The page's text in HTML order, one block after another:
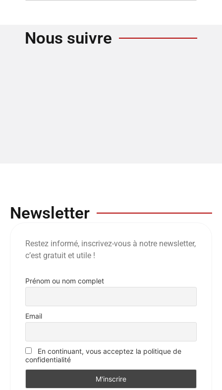
Nous suivre
Newsletter
Restez informé, inscrivez-vous à notre newsletter,
c’est gratuit et utile !
Prénom ou nom complet
Email
En continuant, vous acceptez la politique de
confidentialité